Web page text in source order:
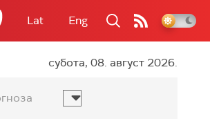
Lat Eng
субота, 08. август 2026.